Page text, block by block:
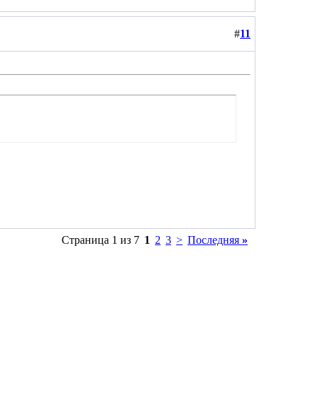
#11
Страница 1 из 7 1 2 3 > Последняя »